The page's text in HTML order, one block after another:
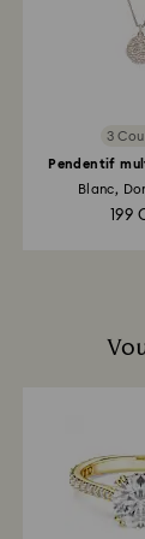
à 7 jours
3
Pendentif
Blanc,
199